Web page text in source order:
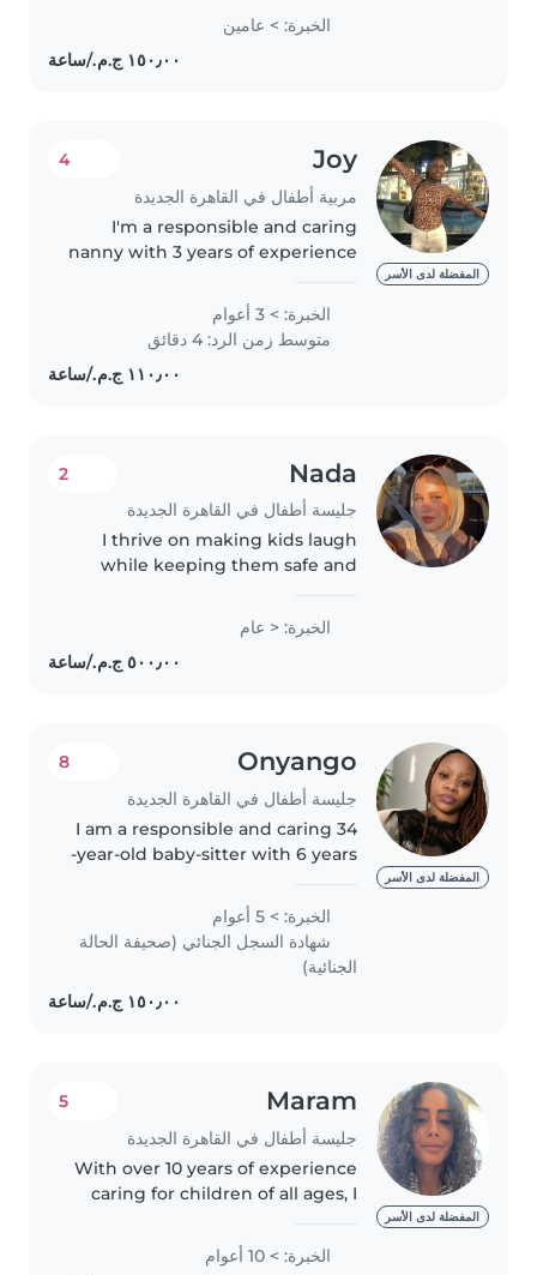
مساعدتك في رعاية طفلك، سواء كان
رضيعًا، طفلًا في مرحلة ما قبل المدرسة،
الخبرة: > عامين
المفضلة لدى الأسر
Joy
مربية أطفال في القاهرة الجديدة
4
I'm a responsible and caring
nanny with 3 years of experience
preschoolers, and
gradeschoolers. I hold a diploma
and am certified in first aid. I
الخبرة: > 3 أعوام
متوسط زمن الرد: 4 دقائق
Nada
جليسة أطفال في القاهرة الجديدة
2
I thrive on making kids laugh
while keeping them safe and
stories, music, or games. With a
dynamic approach to childcare
and a knack for cooking, I'd love
الخبرة: < عام
المفضلة لدى الأسر
Onyango
جليسة أطفال في القاهرة الجديدة
8
I am a responsible and caring 34
-year-old baby-sitter with 6 years
preschoolers,including those
with special needs in speech
disorder. I am Fluent in..
الخبرة: > 5 أعوام
شهادة السجل الجنائي (صحيفة الحالة
الجنائية)
المفضلة لدى الأسر
Maram
جليسة أطفال في القاهرة الجديدة
5
With over 10 years of experience
caring for children of all ages, I
and a warm, nurturing approach
to my work. I'm comfortable
الخبرة: > 10 أعوام